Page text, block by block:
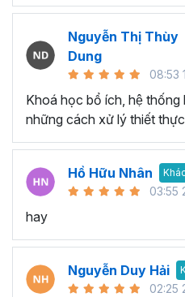
Nguyễn Thị Thùy
Dung
08:53
Khoá học bổ ích, hệ
những cách xử lý thiết thực
Hồ Hữu Nhân
03:55
hay
Nguyễn Duy Hải
02:25